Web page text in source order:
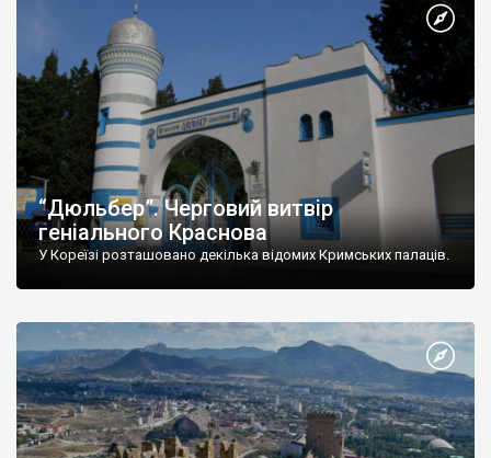
“Дюльбер”. Черговий витвір
геніального Краснова
У Кореїзі розташовано декілька відомих Кримських палаців.